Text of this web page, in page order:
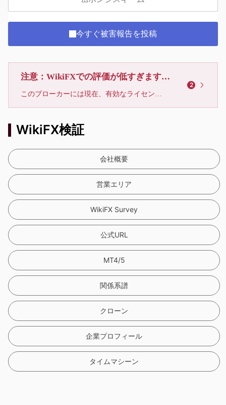
今すぐ被害報告を投稿
注意：WikiFXでの評価が低すぎます、利用しないでください
このブローカーには現在、有効なライセンスが確認されていません。リスクにご注意下さい！
2
WikiFX検証
会社概要
営業エリア
WikiFX Survey
公式URL
MT4/5
関係系譜
クローン
企業プロフィール
タイムマシーン